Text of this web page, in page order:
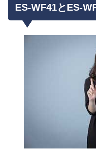
ES-WF41とES-